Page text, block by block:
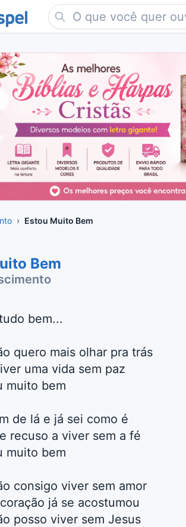
Estou Muito Bem
Bem
bem...
quero mais olhar pra trás
uma vida sem paz
muito bem
de lá e já sei como é
recuso a viver sem a fé
muito bem
consigo viver sem amor
já se acostumou
posso viver sem Jesus